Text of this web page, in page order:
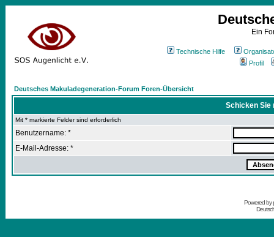
Ein
Technische Hilfe
Profil
Deutsches Makuladegeneration-Forum Foren-Übersicht
Schicken Sie
Mit * markierte Felder sind erforderlich
Benutzername: *
E-Mail-Adresse: *
Powered by